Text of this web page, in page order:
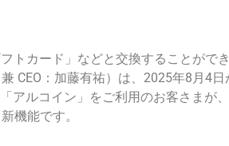
トカード」などと交換することがで
CEO：加藤有祐）は、2025年8月4
アルコイン」をご利用のお客さまが
機能です。